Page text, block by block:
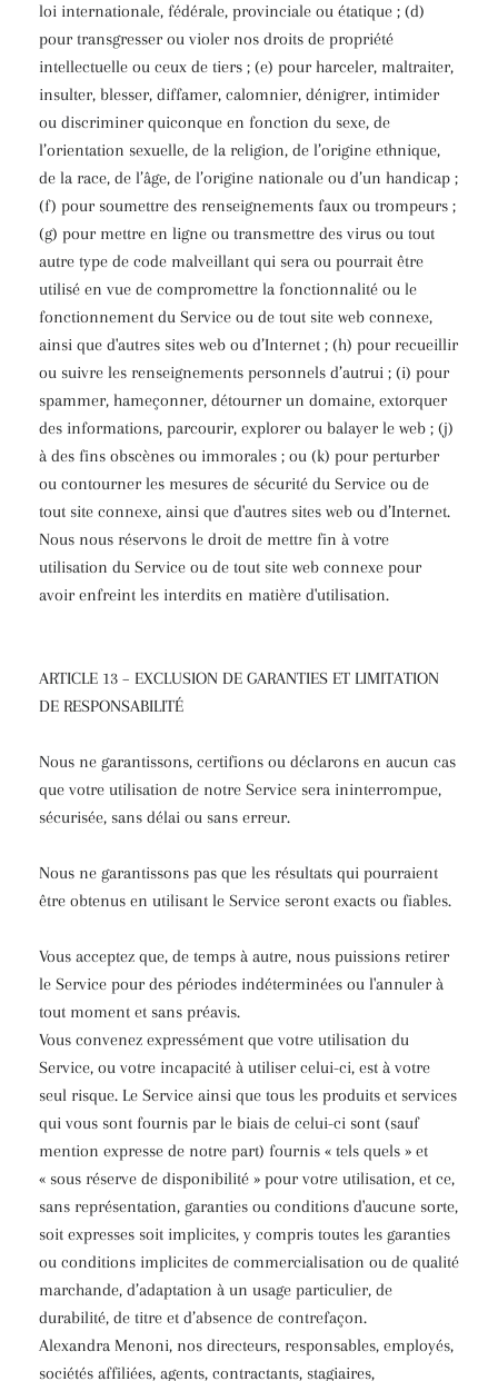
loi internationale, fédérale, provinciale ou étatique ; (d)
pour transgresser ou violer nos droits de propriété
intellectuelle ou ceux de tiers ; (e) pour harceler, maltraiter,
insulter, blesser, diffamer, calomnier, dénigrer, intimider
ou discriminer quiconque en fonction du sexe, de
l’orientation sexuelle, de la religion, de l’origine ethnique,
de la race, de l’âge, de l’origine nationale ou d’un handicap ;
(f) pour soumettre des renseignements faux ou trompeurs ;
(g) pour mettre en ligne ou transmettre des virus ou tout
autre type de code malveillant qui sera ou pourrait être
utilisé en vue de compromettre la fonctionnalité ou le
fonctionnement du Service ou de tout site web connexe,
ainsi que d'autres sites web ou d’Internet ; (h) pour recueillir
ou suivre les renseignements personnels d’autrui ; (i) pour
spammer, hameçonner, détourner un domaine, extorquer
des informations, parcourir, explorer ou balayer le web ; (j)
à des fins obscènes ou immorales ; ou (k) pour perturber
ou contourner les mesures de sécurité du Service ou de
tout site connexe, ainsi que d'autres sites web ou d’Internet.
Nous nous réservons le droit de mettre fin à votre
utilisation du Service ou de tout site web connexe pour
avoir enfreint les interdits en matière d'utilisation.
ARTICLE 13 – EXCLUSION DE GARANTIES ET LIMITATION
DE RESPONSABILITÉ
Nous ne garantissons, certifions ou déclarons en aucun cas
que votre utilisation de notre Service sera ininterrompue,
sécurisée, sans délai ou sans erreur.
Nous ne garantissons pas que les résultats qui pourraient
être obtenus en utilisant le Service seront exacts ou fiables.
Vous acceptez que, de temps à autre, nous puissions retirer
le Service pour des périodes indéterminées ou l'annuler à
tout moment et sans préavis.
Vous convenez expressément que votre utilisation du
Service, ou votre incapacité à utiliser celui-ci, est à votre
seul risque. Le Service ainsi que tous les produits et services
qui vous sont fournis par le biais de celui-ci sont (sauf
mention expresse de notre part) fournis « tels quels » et
« sous réserve de disponibilité » pour votre utilisation, et ce,
sans représentation, garanties ou conditions d'aucune sorte,
soit expresses soit implicites, y compris toutes les garanties
ou conditions implicites de commercialisation ou de qualité
marchande, d’adaptation à un usage particulier, de
durabilité, de titre et d’absence de contrefaçon.
Alexandra Menoni, nos directeurs, responsables, employés,
sociétés affiliées, agents, contractants, stagiaires,